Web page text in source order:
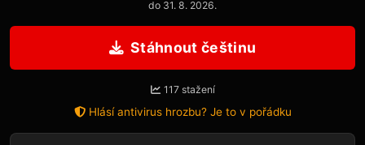
do 31. 8. 2026.
Stáhnout češtinu
117 stažení
Hlásí antivirus hrozbu? Je to v pořádku